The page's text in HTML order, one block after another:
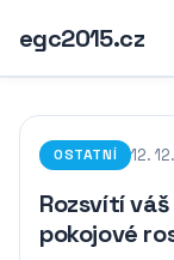
egc2015.cz
OSTATNÍ 12.
Rozsvítí
pokojové